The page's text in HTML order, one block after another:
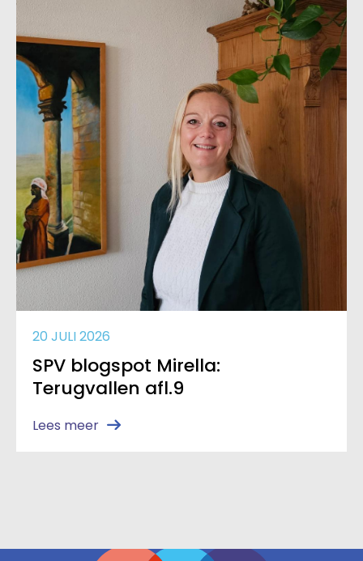
20 JULI 2026
SPV blogspot Mirella:
Terugvallen afl.9
Lees meer